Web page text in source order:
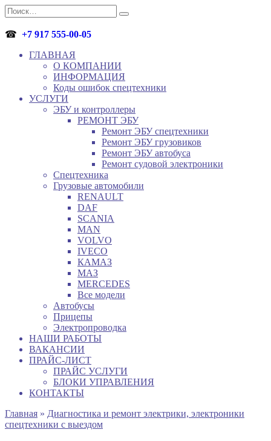
Перейти
к
содержанию
Search
for:
☎ +7 917 555-00-05
ГЛАВНАЯ
О КОМПАНИИ
ИНФОРМАЦИЯ
Коды ошибок спецтехники
УСЛУГИ
ЭБУ и контроллеры
РЕМОНТ ЭБУ
Ремонт ЭБУ спецтехники
Ремонт ЭБУ грузовиков
Ремонт ЭБУ автобуса
Ремонт судовой электроники
Спецтехника
Грузовые автомобили
RENAULT
DAF
SCANIA
MAN
VOLVO
IVECO
КАМАЗ
МАЗ
MERCEDES
Все модели
Автобусы
Прицепы
Электропроводка
НАШИ РАБОТЫ
ВАКАНСИИ
ПРАЙС-ЛИСТ
ПРАЙС УСЛУГИ
БЛОКИ УПРАВЛЕНИЯ
КОНТАКТЫ
Главная » Диагностика и ремонт электрики, электроники
спецтехники с выездом